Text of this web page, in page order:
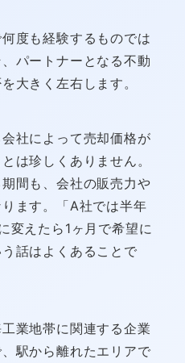
度も経験するものでは
パートナーとなる不動
大きく左右します。
社によって売却価格が
は珍しくありません。
間も、会社の販売力や
ます。「A社では半年
変えたら1ヶ月で希望に
話はよくあることで
業地帯に関連する企業
駅から離れたエリアで